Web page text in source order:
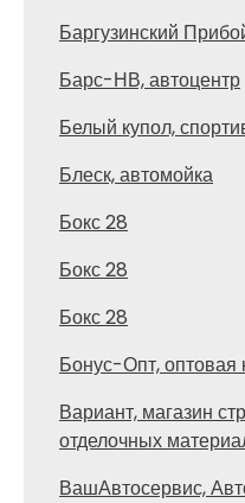
Баргузинский
Барс-НВ, автоцентр
Белый купол,
Блеск, автомойка
Бокс 28
Бокс 28
Бокс 28
Бонус-Опт, оптовая
Вариант, магазин
отделочных
ВашАвтосервис,